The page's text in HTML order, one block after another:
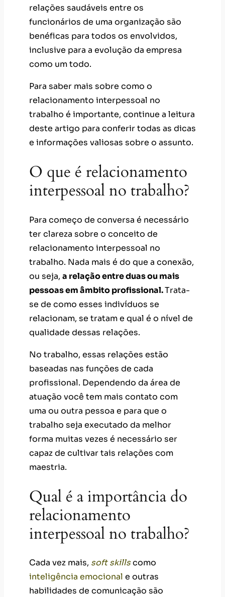
relações saudáveis entre os
funcionários de uma organização são
benéficas para todos os envolvidos,
inclusive para a evolução da empresa
como um todo.
Para saber mais sobre como o
relacionamento interpessoal no
trabalho é importante, continue a leitura
deste artigo para conferir todas as dicas
e informações valiosas sobre o assunto.
O que é relacionamento
interpessoal no trabalho?
Para começo de conversa é necessário
ter clareza sobre o conceito de
relacionamento interpessoal no
trabalho. Nada mais é do que a conexão,
ou seja, a relação entre duas ou mais
pessoas em âmbito profissional.Trata-
se de como esses indivíduos se
relacionam, se tratam e qual é o nível de
qualidade dessas relações.
No trabalho, essas relações estão
baseadas nas funções de cada
profissional. Dependendo da área de
atuação você tem mais contato com
uma ou outra pessoa e para que o
trabalho seja executado da melhor
forma muitas vezes é necessário ser
capaz de cultivar tais relações com
maestria.
Qual é a importância do
relacionamento
interpessoal no trabalho?
Cada vez mais, soft skillscomo
inteligência emocional e outras
habilidades de comunicação são